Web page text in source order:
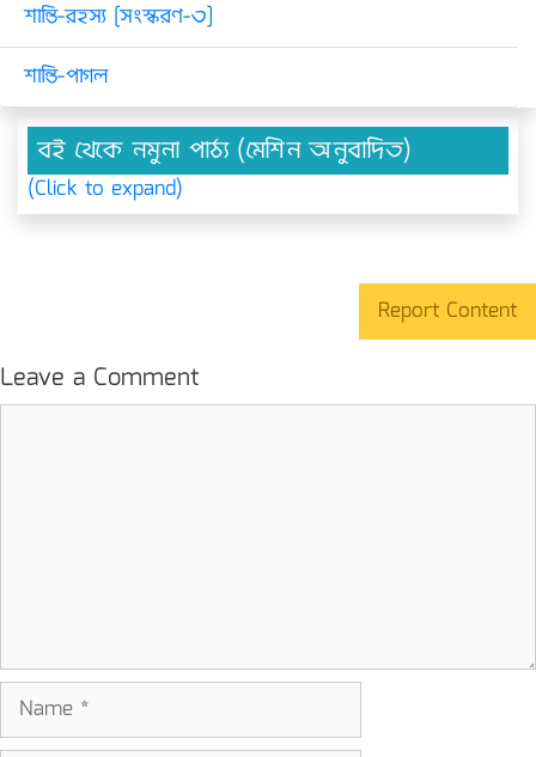
শান্তি-রহস্য [সংস্করণ-৩]
শান্তি-পাগল
বই থেকে নমুনা পাঠ্য (মেশিন অনুবাদিত)
(Click to expand)
Report Content
Leave a Comment
Name